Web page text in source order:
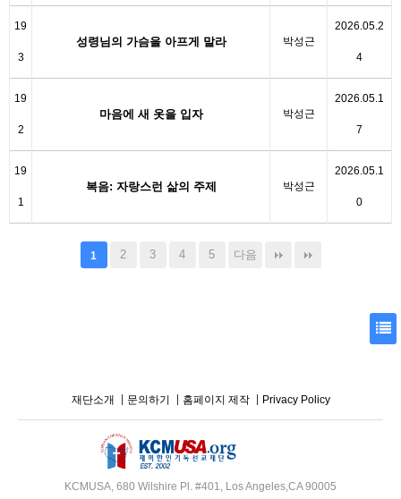
19
3
성령님의 가슴을 아프게 말라 박성근
2026.05.2
4
19
2
마음에 새 옷을 입자 박성근
2026.05.1
7
19
1
복음: 자랑스런 삶의 주제 박성근
2026.05.1
0
1 2 3 4 5 다음
재단소개 문의하기 홈페이지 제작 Privacy Policy
KCMUSA, 680 Wilshire Pl. #401, Los Angeles,CA 90005